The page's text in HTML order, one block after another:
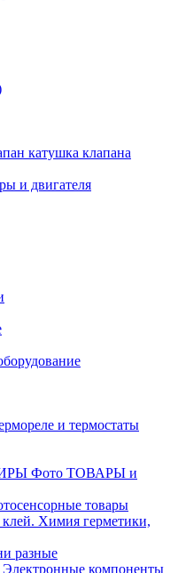
катушка клапана
и двигателя
и термостаты
Фото ТОВАРЫ и
товары
Химия герметики,
разные
Электронные компоненты